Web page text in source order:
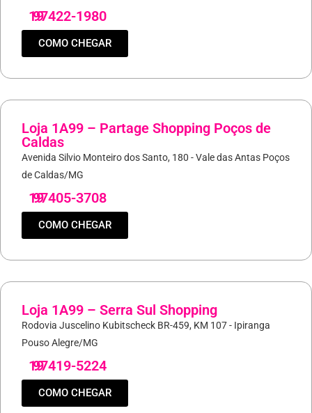
19
97422-1980
COMO CHEGAR
Loja 1A99 – Partage Shopping Poços de
Caldas
Avenida Silvio Monteiro dos Santo, 180 - Vale das Antas Poços
de Caldas/MG
19
97405-3708
COMO CHEGAR
Loja 1A99 – Serra Sul Shopping
Rodovia Juscelino Kubitscheck BR-459, KM 107 - Ipiranga
Pouso Alegre/MG
19
97419-5224
COMO CHEGAR